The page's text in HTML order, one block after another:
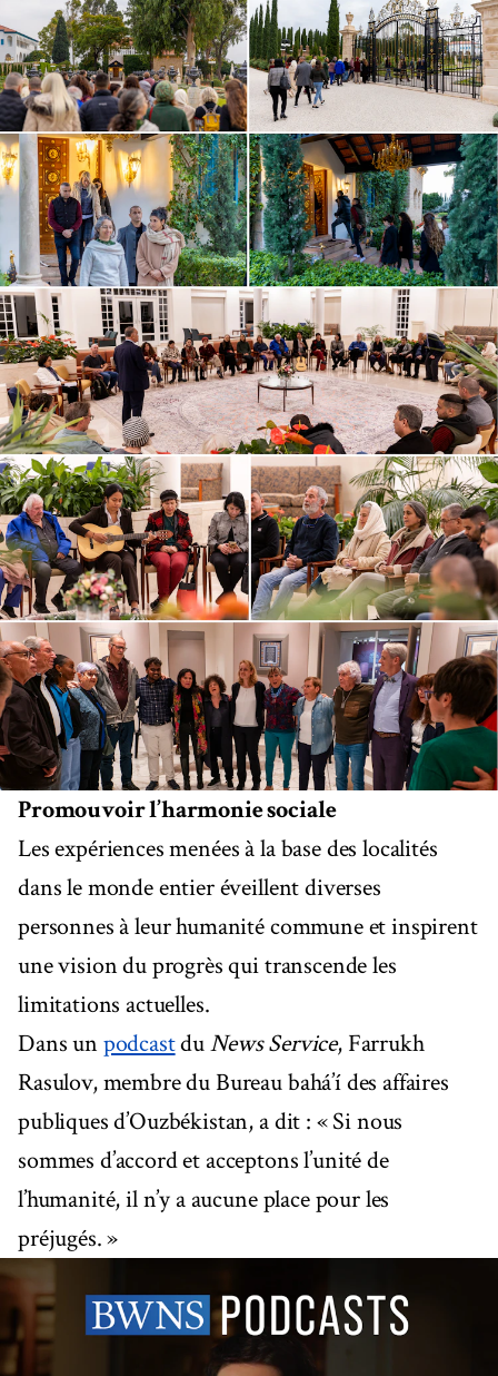
Promouvoir l’harmonie sociale
Les expériences menées à la base des localités
dans le monde entier éveillent diverses
personnes à leur humanité commune et inspirent
une vision du progrès qui transcende les
limitations actuelles.
Dans un podcastduNews Service, Farrukh
Rasulov, membre du Bureau bahá’í des affaires
publiques d’Ouzbékistan, a dit : « Si nous
sommes d’accord et acceptons l’unité de
l’humanité, il n’y a aucune place pour les
préjugés. »